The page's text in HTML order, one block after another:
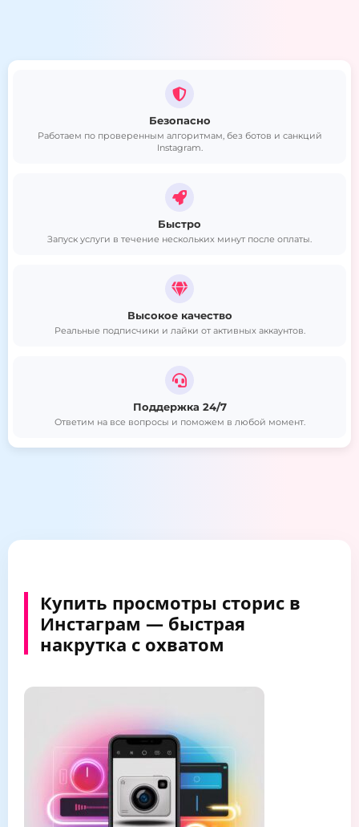
Безопасно
Работаем по проверенным алгоритмам, без ботов и санкций
Instagram.
Быстро
Запуск услуги в течение нескольких минут после оплаты.
Высокое качество
Реальные подписчики и лайки от активных аккаунтов.
Поддержка 24/7
Ответим на все вопросы и поможем в любой момент.
Купить просмотры сторис в
Инстаграм — быстрая
накрутка с охватом